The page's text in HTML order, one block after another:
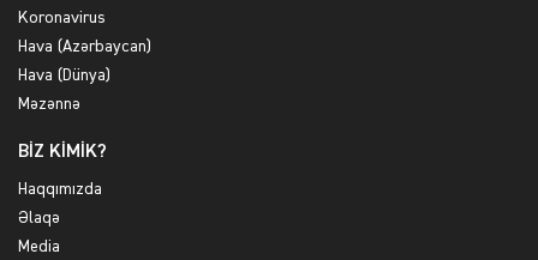
Koronavirus
Hava (Azərbaycan)
Hava (Dünya)
Məzənnə
BİZ KİMİK?
Haqqımızda
Əlaqə
Media